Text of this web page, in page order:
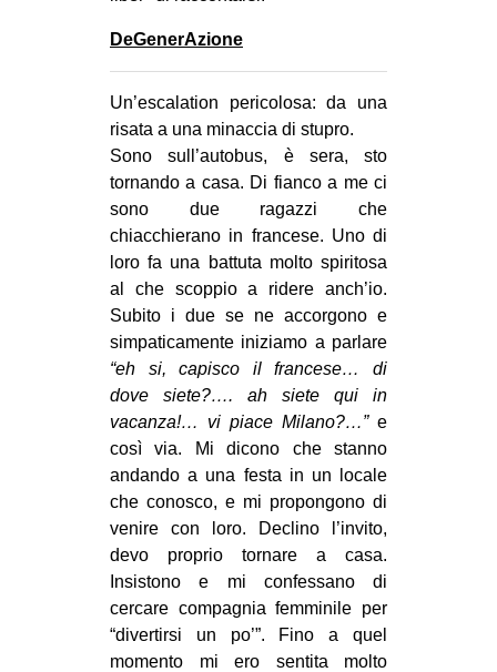
CINEMA
MANIFESTI
RECENSIONI
INTERNAZIONALE
AFRICA
AMERICHE
ESTREMO ORIENTE
EUROPA
MEDIO ORIENTE
MONDO
EVENTI
tw
DeGenerAzione
Un’escalation pericolosa: da una
risata a una minaccia di stupro.
Sono sull’autobus, è sera, sto
tornando a casa. Di fianco a me ci
sono due ragazzi che
chiacchierano in francese. Uno di
loro fa una battuta molto spiritosa
al che scoppio a ridere anch’io.
Subito i due se ne accorgono e
simpaticamente iniziamo a parlare
“eh si, capisco il francese… di
dove siete?…. ah siete qui in
vacanza!… vi piace Milano?…”e
così via. Mi dicono che stanno
andando a una festa in un locale
che conosco, e mi propongono di
venire con loro. Declino l’invito,
devo proprio tornare a casa.
Insistono e mi confessano di
cercare compagnia femminile per
“divertirsi un po’”. Fino a quel
momento mi ero sentita molto